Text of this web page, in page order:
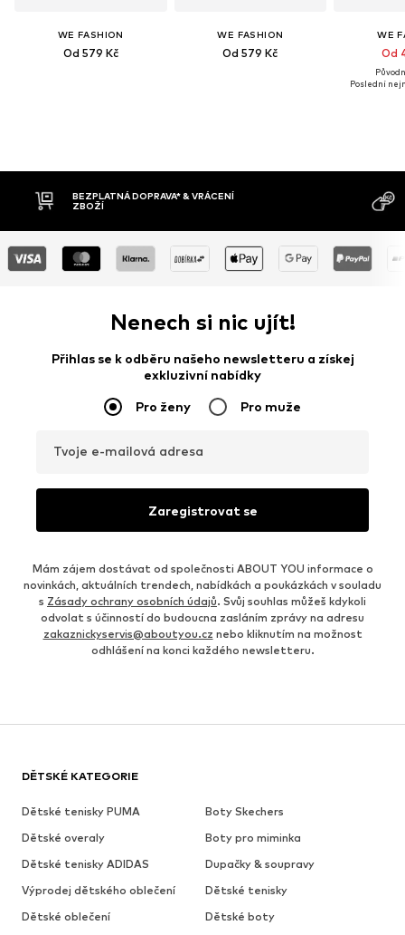
WE FASHION
Od 579 Kč
WE FASHION
Od 579 Kč
WE
Od
Poslední
BEZPLATNÁ DOPRAVA* & VRÁCENÍ
ZBOŽÍ
Nenech si nic ujít!
Přihlas se k odběru našeho newsletteru a získej
exkluzivní nabídky
Pro ženy Pro muže
Tvoje e-mailová adresa
Zaregistrovat se
Mám zájem dostávat od společnosti ABOUT YOU informace o
novinkách, aktuálních trendech, nabídkách a poukázkách v souladu
s Zásady ochrany osobních údajů. Svůj souhlas můžeš kdykoli
odvolat s účinností do budoucna zasláním zprávy na adresu
zakaznickyservis@aboutyou.cz nebo kliknutím na možnost
odhlášení na konci každého newsletteru.
DĚTSKÉ KATEGORIE
Dětské tenisky PUMA
Boty Skechers
Dětské overaly
Boty pro miminka
Dětské tenisky ADIDAS
Dupačky & soupravy
Výprodej dětského oblečení
Dětské tenisky
Dětské oblečení
Dětské boty